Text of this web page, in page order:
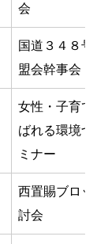
会
国道３４８号
盟会幹事会
女性・子育て
ばれる環境づ
ミナー
西置賜ブロッ
討会